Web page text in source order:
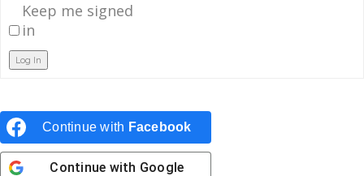
Keep me signed
in
Log In
Continue with Facebook
Continue with Google